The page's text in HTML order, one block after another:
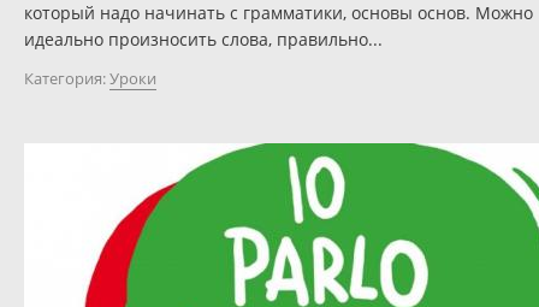
который надо начинать с грамматики, основы основ. Можно
идеально произносить слова, правильно...
Категория:Уроки